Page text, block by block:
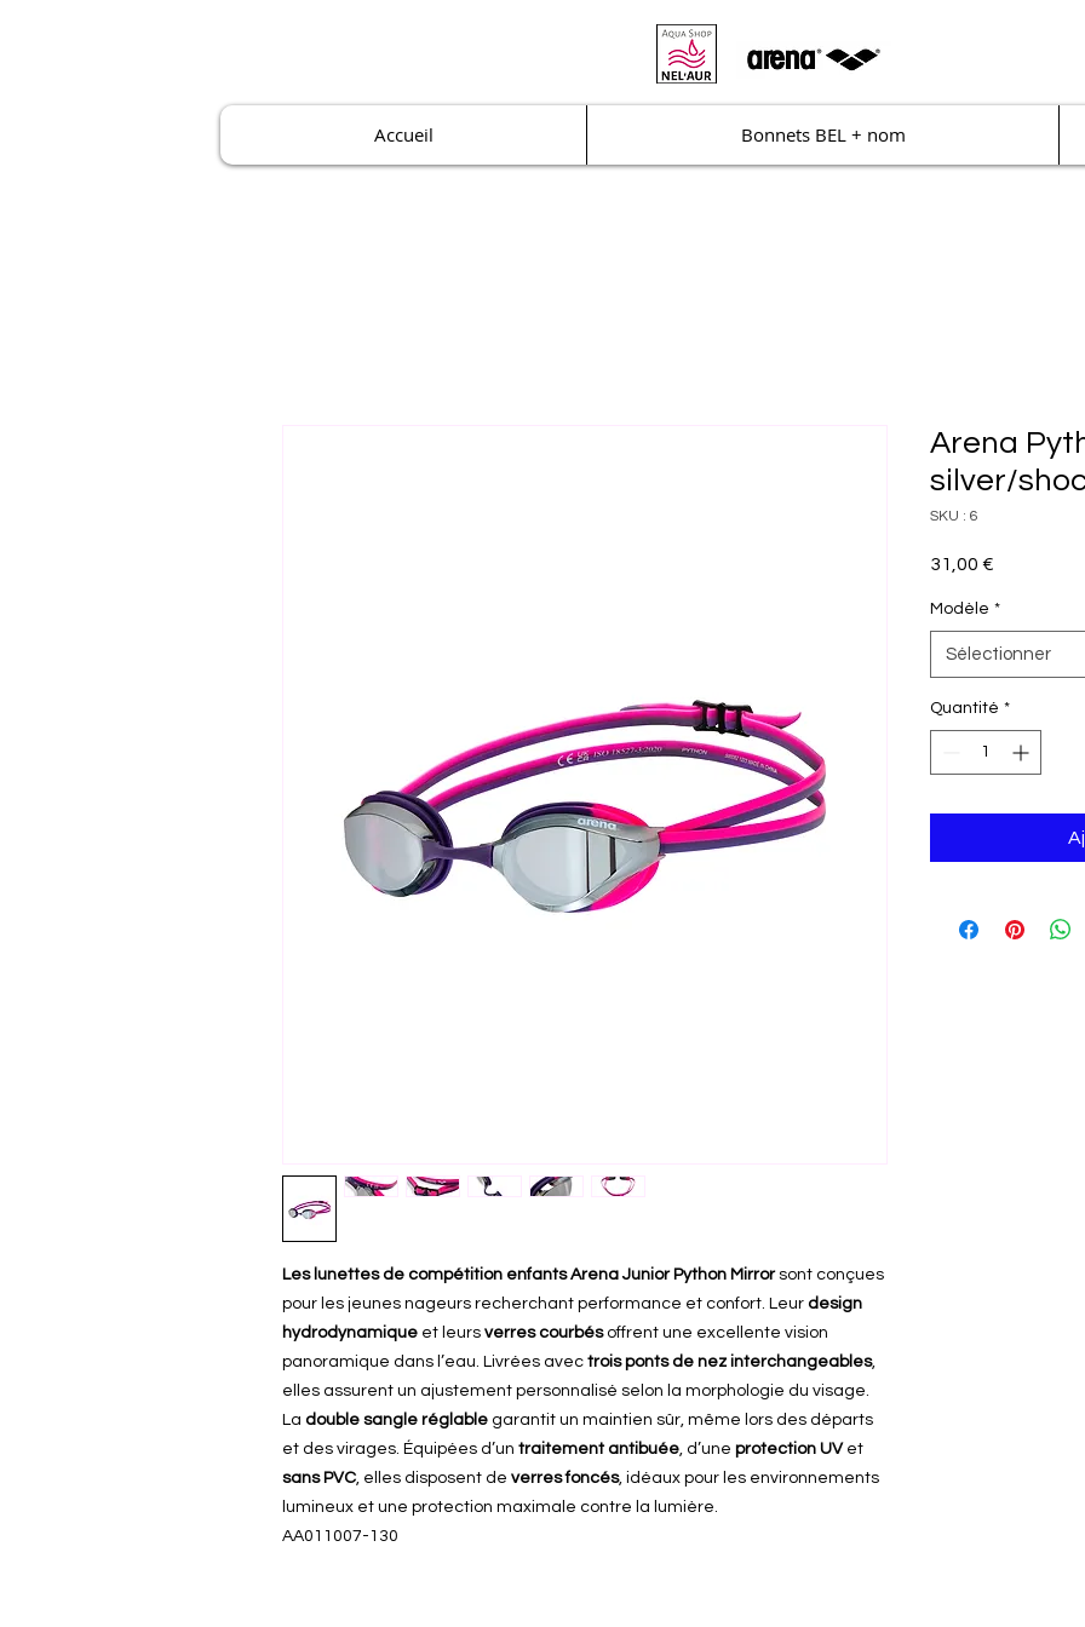
Accueil Bonnets BEL + nom
Les lunettes de compétition enfants Arena Junior Python Mirrorsont conçues
pour les jeunes nageurs recherchant performance et confort. Leur design
hydrodynamique et leurs verres courbésoffrent une excellente vision
panoramique dans l’eau. Livrées avec trois ponts de nez interchangeables,
elles assurent un ajustement personnalisé selon la morphologie du visage.
La double sangle réglable garantit un maintien sûr, même lors des départs
et des virages. Équipées d’un traitement antibuée, d’une protection UV et
sans PVC, elles disposent de verres foncés, idéaux pour les environnements
lumineux et une protection maximale contre la lumière.
AA011007-130
Arena
silver/
SKU : 6
31,00 €
Modèle *
Sélectionner
Quantité *